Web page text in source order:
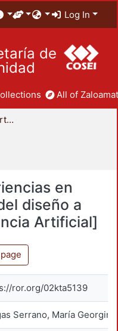
Log In
de
All of
División de Ciencias y Artes para el Diseño
en
diseño a
Artificial]
ror.org/02kta5139
Serrano, María Georgina